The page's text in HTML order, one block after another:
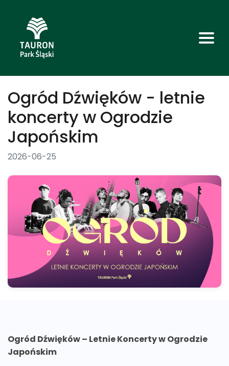
Ogród Dźwięków - letnie
koncerty w Ogrodzie
Japońskim
2026-06-25
Ogród Dźwięków – Letnie Koncerty w Ogrodzie
Japońskim